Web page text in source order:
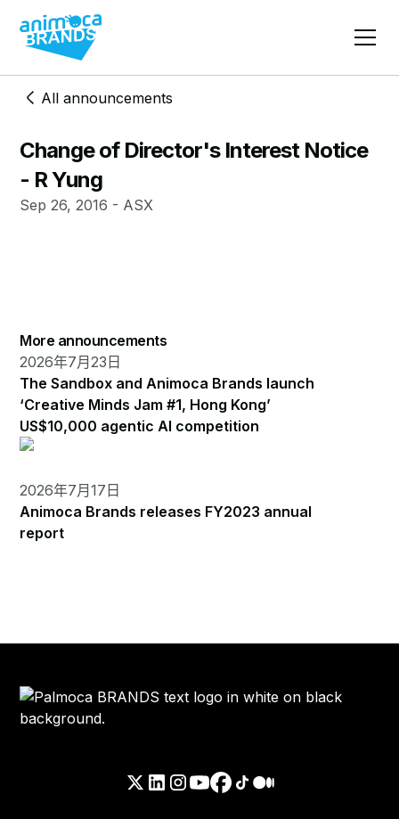
All announcements
Change of Director's Interest Notice
- R Yung
Sep 26, 2016 - ASX
More announcements
2026年7月23日
The Sandbox and Animoca Brands launch
‘Creative Minds Jam #1, Hong Kong’
US$10,000 agentic AI competition
2026年7月17日
Animoca Brands releases FY2023 annual
report